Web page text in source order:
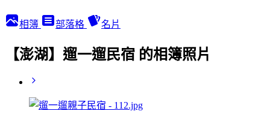
相簿 部落格 名片
【澎湖】遛一遛民宿 的相簿照片